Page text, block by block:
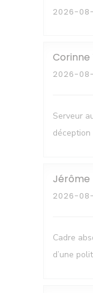
2026-
Corinne
2026-
Serveur
déception
Jérôme
2026-
Cadre
d’une